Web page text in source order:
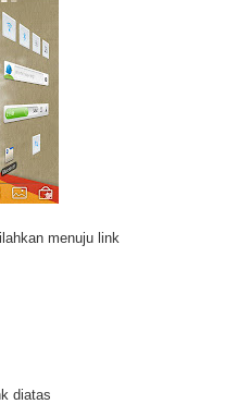
menuju link
diatas